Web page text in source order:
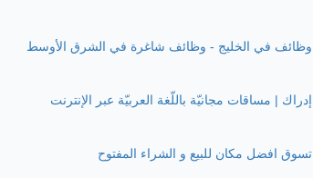
وظائف في الخليج - وظائف شاغرة في الشرق الأوسط
إدراك | مساقات مجانيّة باللّغة العربيّة عبر الإنترنت
تسوق افضل مكان للبيع و الشراء المفتوح